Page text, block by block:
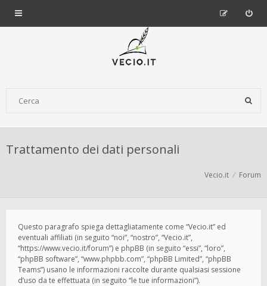
Trattamento dei dati personali
Vecio.it Forum
Questo paragrafo spiega dettagliatamente come “Vecio.it” ed
eventuali affiliati (in seguito “noi”, “nostro”, “Vecio.it”,
“https://www.vecio.it/forum”) e phpBB (in seguito “essi”, “loro”,
“phpBB software”, “www.phpbb.com”, “phpBB Limited”, “phpBB
Teams”) usano le informazioni raccolte durante qualsiasi sessione
d’uso da te effettuata (in seguito “le tue informazioni”).